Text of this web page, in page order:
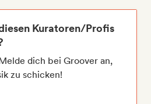
Kuratoren/Profis
dich bei Groover an,
zu schicken!